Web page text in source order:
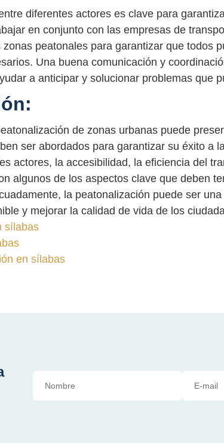
diferentes actores es clave para
en conjunto con las empresas de
zonas peatonales para garantizar que todos
Una buena comunicación y
a anticipar y solucionar problemas que
de zonas urbanas puede
ser abordados para garantizar su éxito a
actores, la accesibilidad, la eficiencia del
algunos de los aspectos clave que deben
la peatonalización puede ser
y mejorar la calidad de vida de los
sílabas
en sílabas